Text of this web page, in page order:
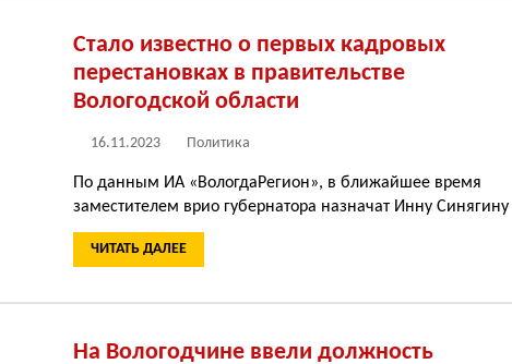
Стало известно о первых кадровых
перестановках в правительстве
Вологодской области
16.11.2023 Политика
По данным ИА «ВологдаРегион», в ближайшее время
заместителем врио губернатора назначат Инну Синягину
ЧИТАТЬ ДАЛЕЕ
На Вологодчине ввели должность